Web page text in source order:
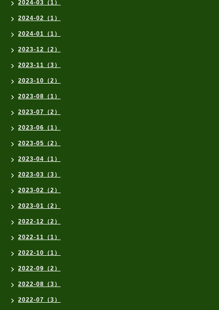
2024-03（1）
2024-02（1）
2024-01（1）
2023-12（2）
2023-11（3）
2023-10（2）
2023-08（1）
2023-07（2）
2023-06（1）
2023-05（2）
2023-04（1）
2023-03（3）
2023-02（2）
2023-01（2）
2022-12（2）
2022-11（1）
2022-10（1）
2022-09（2）
2022-08（3）
2022-07（3）